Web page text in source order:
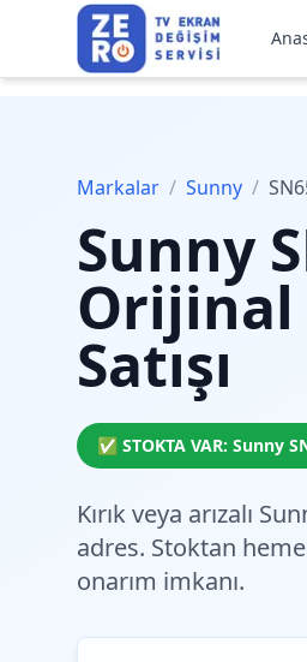
Markalar / Sunny /
Sunny
Orijinal
Satışı
✅ STOKTA VAR: Sunny
Kırık veya arızalı
adres. Stoktan
onarım imkanı.